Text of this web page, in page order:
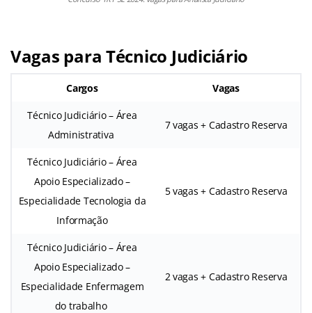
Vagas para Técnico Judiciário
Cargos Vagas
Técnico Judiciário – Área
Administrativa
7 vagas + Cadastro Reserva
Técnico Judiciário – Área
Apoio Especializado –
Especialidade Tecnologia da
Informação
5 vagas + Cadastro Reserva
Técnico Judiciário – Área
Apoio Especializado –
Especialidade Enfermagem
do trabalho
2 vagas + Cadastro Reserva